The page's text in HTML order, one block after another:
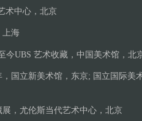
术中心，北京
上海
今UBS 艺术收藏，中国美术馆，北
国立新美术馆，东京; 国立国际美
，尤伦斯当代艺术中心，北京